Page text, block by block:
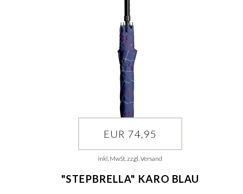
EUR 74,95
inkl. MwSt. zzgl. Versand
"STEPBRELLA" KARO BLAU